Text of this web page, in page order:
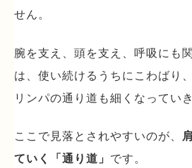
せん。
腕を支え、頭を支え、呼吸にも
は、使い続けるうちにこわばり
リンパの通り道も細くなっていき
ここで見落とされやすいのが、
ていく「通り道」 です。